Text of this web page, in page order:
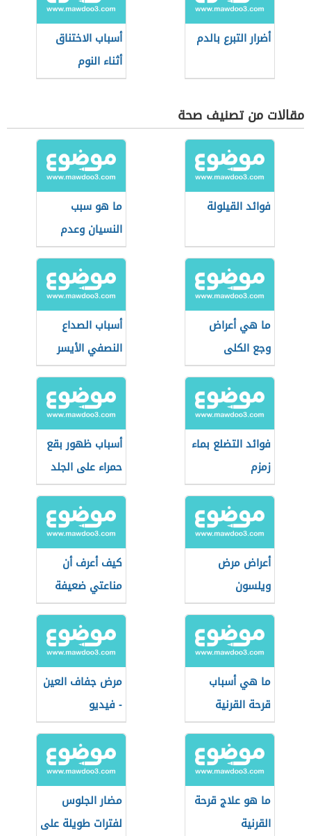
أضرار التبرع بالدم
أسباب الاختناق
أثناء النوم
مقالات من تصنيف صحة
فوائد القيلولة
ما هو سبب
النسيان وعدم
التركيز
ما هي أعراض
وجع الكلى
أسباب الصداع
النصفي الأيسر
فوائد التضلع بماء
زمزم
أسباب ظهور بقع
حمراء على الجلد
مع حكة
أعراض مرض
ويلسون
كيف أعرف أن
مناعتي ضعيفة
ما هي أسباب
قرحة القرنية
مرض جفاف العين
- فيديو
ما هو علاج قرحة
القرنية
مضار الجلوس
لفترات طويلة على